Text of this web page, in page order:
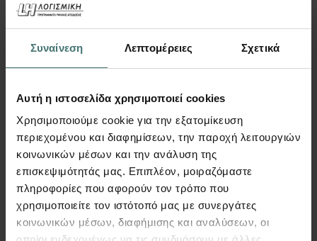
Συναίνεση Λεπτομέρειες Σχετικά
Αυτή η ιστοσελίδα χρησιμοποιεί cookies
Χρησιμοποιούμε cookie για την εξατομίκευση
περιεχομένου και διαφημίσεων, την παροχή λειτουργιών
κοινωνικών μέσων και την ανάλυση της
επισκεψιμότητάς μας. Επιπλέον, μοιραζόμαστε
πληροφορίες που αφορούν τον τρόπο που
χρησιμοποιείτε τον ιστότοπό μας με συνεργάτες
κοινωνικών μέσων, διαφήμισης και αναλύσεων, οι
ενεργοποίηση του προγράμματος
Μετά την ολοκλήρωση της εγκατάστασης, στην
εμφανίζεται το εικονίδιο «Fespa – Tekton».
Για την πρώτη εκτέλεση του προγράμματος:
Κάντε δεξί κλικ στο εικονίδιο.
Επιλέξτε «Εκτέλεση ως διαχειριστής» / «Run as
administrator».